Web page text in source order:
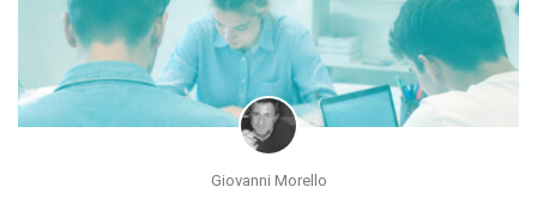
Giovanni Morello